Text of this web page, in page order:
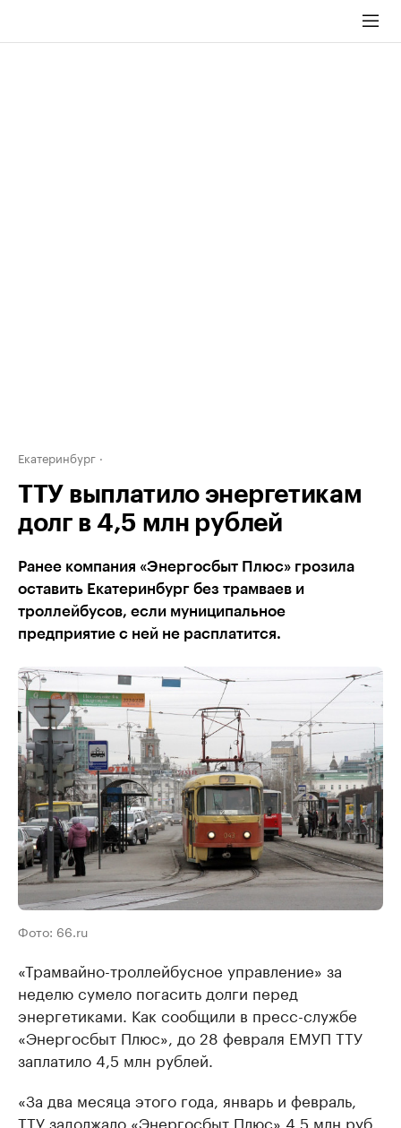
Екатеринбург
ТТУ выплатило энергетикам
долг в 4,5 млн рублей
Ранее компания «Энергосбыт Плюс» грозила
оставить Екатеринбург без трамваев и
троллейбусов, если муниципальное
предприятие с ней не расплатится.
Фото: 66.ru
«Трамвайно-троллейбусное управление» за
неделю сумело погасить долги перед
энергетиками. Как сообщили в пресс-службе
«Энергосбыт Плюс», до 28 февраля ЕМУП ТТУ
заплатило 4,5 млн рублей.
«За два месяца этого года, январь и февраль,
ТТУ задолжало «Энергосбыт Плюс» 4,5 млн руб.